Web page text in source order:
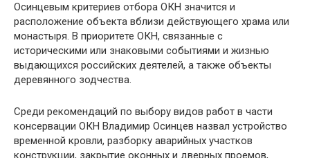
Осинцевым критериев отбора ОКН значится и
расположение объекта вблизи действующего храма или
монастыря. В приоритете ОКН, связанные с
историческими или знаковыми событиями и жизнью
выдающихся российских деятелей, а также объекты
деревянного зодчества.
Среди рекомендаций по выбору видов работ в части
консервации ОКН Владимир Осинцев назвал устройство
временной кровли, разборку аварийных участков
конструкции, закрытие оконных и дверных проемов,